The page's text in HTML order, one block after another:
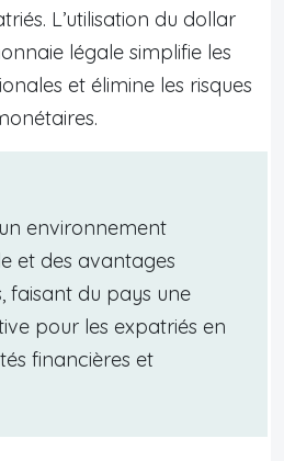
L’utilisation du dollar
légale simplifie les
et élimine les risques
environnement
et des avantages
faisant du pays une
pour les expatriés en
financières et